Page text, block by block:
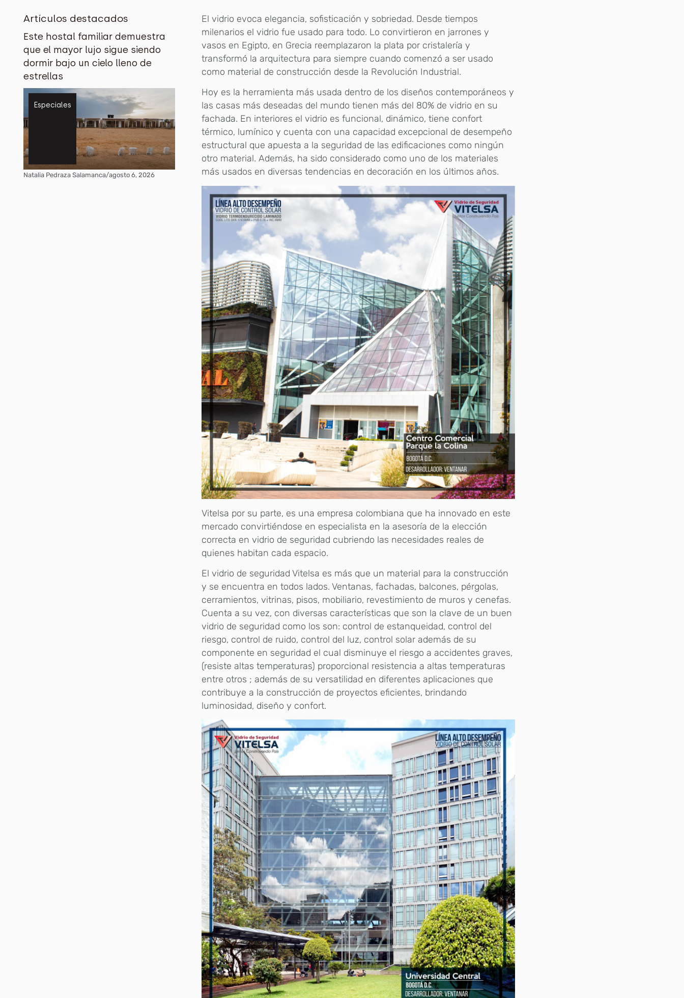
Artículos destacados
Este hostal familiar demuestra
que el mayor lujo sigue siendo
dormir bajo un cielo lleno de
estrellas
Especiales
Natalia Pedraza Salamanca/agosto 6, 2026
El vidrio evoca elegancia, sofisticación y sobriedad. Desde tiempos
milenarios el vidrio fue usado para todo. Lo convirtieron en jarrones y
vasos en Egipto, en Grecia reemplazaron la plata por cristalería y
transformó la arquitectura para siempre cuando comenzó a ser usado
como material de construcción desde la Revolución Industrial.
Hoy es la herramienta más usada dentro de los diseños contemporáneos y
las casas más deseadas del mundo tienen más del 80% de vidrio en su
fachada. En interiores el vidrio es funcional, dinámico, tiene confort
térmico, lumínico y cuenta con una capacidad excepcional de desempeño
estructural que apuesta a la seguridad de las edificaciones como ningún
otro material. Además, ha sido considerado como uno de los materiales
más usados en diversas tendencias en decoración en los últimos años.
Vitelsa por su parte, es una empresa colombiana que ha innovado en este
mercado convirtiéndose en especialista en la asesoría de la elección
correcta en vidrio de seguridad cubriendo las necesidades reales de
quienes habitan cada espacio.
El vidrio de seguridad Vitelsa es más que un material para la construcción
y se encuentra en todos lados. Ventanas, fachadas, balcones, pérgolas,
cerramientos, vitrinas, pisos, mobiliario, revestimiento de muros y cenefas.
Cuenta a su vez, con diversas características que son la clave de un buen
vidrio de seguridad como los son: control de estanqueidad, control del
riesgo, control de ruido, control del luz, control solar además de su
componente en seguridad el cual disminuye el riesgo a accidentes graves,
(resiste altas temperaturas) proporcional resistencia a altas temperaturas
entre otros ; además de su versatilidad en diferentes aplicaciones que
contribuye a la construcción de proyectos eficientes, brindando
luminosidad, diseño y confort.